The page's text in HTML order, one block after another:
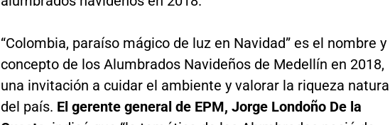
“Colombia, paraíso mágico de luz en Navidad” es el nombre y
concepto de los Alumbrados Navideños de Medellín en 2018,
una invitación a cuidar el ambiente y valorar la riqueza
del país. El gerente general de EPM, Jorge Londoño De la